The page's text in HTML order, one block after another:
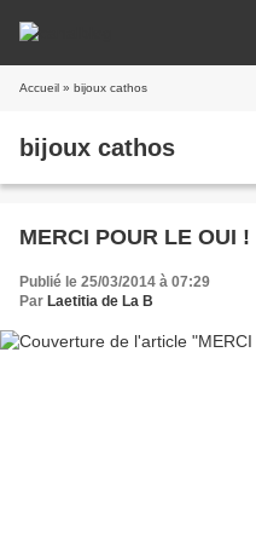
Accueil » bijoux cathos
bijoux cathos
MERCI POUR LE OUI !
Publié le 25/03/2014 à 07:29
Par Laetitia de La B